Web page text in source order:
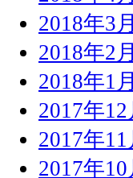
2018年3月
2018年2月
2018年1月
2017年12
2017年11
2017年10